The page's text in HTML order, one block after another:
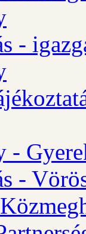
-
-
-